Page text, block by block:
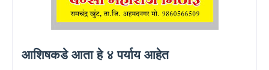
आशिषकडे आता हे ४ पर्याय आहेत